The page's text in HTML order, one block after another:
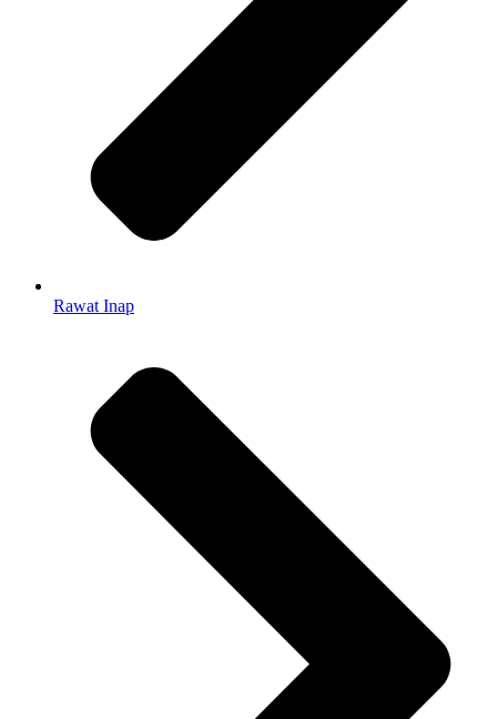
Rawat Inap